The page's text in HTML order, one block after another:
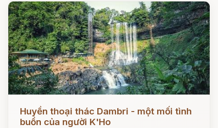
Đọc ngay
Huyền thoại thác Dambri - một mối tình
buồn của người K'Ho